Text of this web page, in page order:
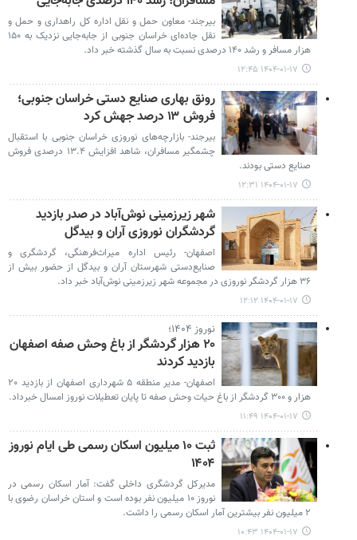
بیرجند- معاون حمل و نقل اداره کل راهداری و حمل و
نقل جاده‌ای خراسان جنوبی از جابه‌جایی نزدیک به ۱۵۰
هزار مسافر و رشد ۱۴۰ درصدی نسبت به سال گذشته خبر داد.
۱۴۰۴-۰۱-۱۷ ۱۲:۴۵
رونق بهاری صنایع دستی خراسان جنوبی؛
فروش ۱۳ درصد جهش کرد
بیرجند- بازارچه‌های نوروزی خراسان جنوبی با استقبال
چشمگیر مسافران، شاهد افزایش ۱۳.۴ درصدی فروش
صنایع دستی بودند.
۱۴۰۴-۰۱-۱۷ ۱۲:۳۱
شهر زیرزمینی نوش‌آباد در صدر بازدید
گردشگران نوروزی آران و بیدگل
اصفهان- رئیس اداره میراث‌فرهنگی، گردشگری و
صنایع‌دستی شهرستان آران و بیدگل از حضور بیش از
۳۶ هزار گردشگر نوروزی در مجموعه شهر زیرزمینی نوش‌آباد خبر داد.
۱۴۰۴-۰۱-۱۷ ۱۲:۱۲
نوروز ۱۴۰۴؛
۲۰ هزار گردشگر از باغ وحش صفه اصفهان
بازدید کردند
اصفهان- مدیر منطقه ۵ شهرداری اصفهان از بازدید ۲۰
هزار و ۳۰۰ گردشگر از باغ حیات وحش صفه تا پایان تعطیلات نوروز امسال خبرداد.
۱۴۰۴-۰۱-۱۷ ۱۱:۴۹
ثبت ۱۰ میلیون اسکان رسمی طی ایام نوروز
۱۴۰۴
مدیرکل گردشگری داخلی گفت: آمار اسکان رسمی در
نوروز ۱۰ میلیون نفر بوده است و استان خراسان رضوی با
۲ میلیون نفر بیشترین آمار اسکان رسمی را داشت.
۱۴۰۴-۰۱-۱۷ ۱۰:۴۳